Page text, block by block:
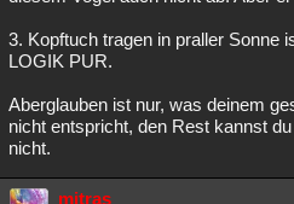
3. Kopftuch tragen in praller Sonne
LOGIK PUR.
Aberglauben ist nur, was deinem
nicht entspricht, den Rest kannst
nicht.
mitras